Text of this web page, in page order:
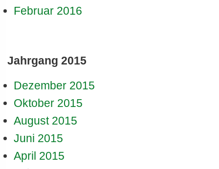
Februar 2016
Jahrgang 2015
Dezember 2015
Oktober 2015
August 2015
Juni 2015
April 2015